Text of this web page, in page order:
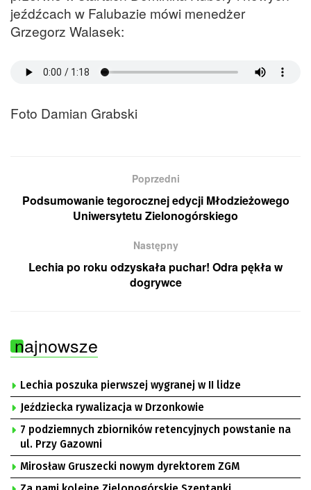
jeźdźcach w Falubazie mówi menedżer
Grzegorz Walasek:
Foto Damian Grabski
Poprzedni
Podsumowanie tegorocznej edycji Młodzieżowego
Uniwersytetu Zielonogórskiego
Następny
Lechia po roku odzyskała puchar! Odra pękła w
dogrywce
najnowsze
Lechia poszuka pierwszej wygranej w II lidze
Jeździecka rywalizacja w Drzonkowie
7 podziemnych zbiorników retencyjnych powstanie na
ul. Przy Gazowni
Mirosław Gruszecki nowym dyrektorem ZGM